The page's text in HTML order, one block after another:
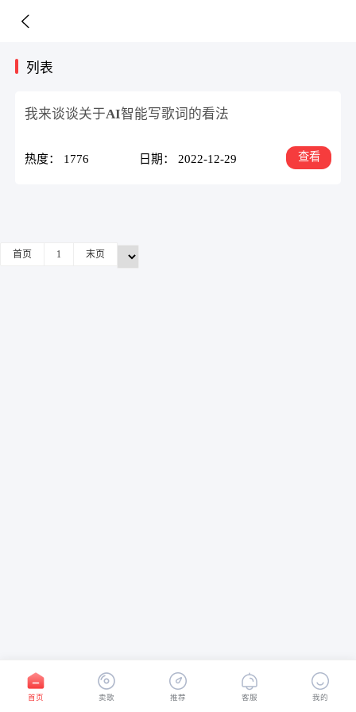
列表
我来谈谈关于AI智能写歌词的看法
热度： 1776 日期： 2022-12-29 查看
首页 1 末页
首页 卖歌 推荐 客服 我的